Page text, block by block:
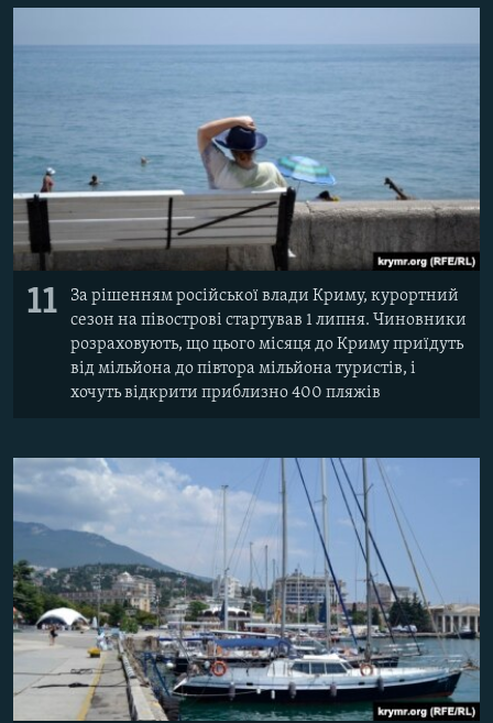
11
За рішенням російської влади Криму, курортний
сезон на півострові стартував 1 липня. Чиновники
розраховують, що цього місяця до Криму приїдуть
від мільйона до півтора мільйона туристів, і
хочуть відкрити приблизно 400 пляжів